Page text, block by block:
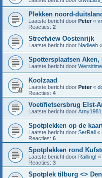
Plekken noord-
Laatste bericht door Peter «
Reacties: 2
Streetview Oostenrijk
Laatste bericht door Nadleeh «
Spottersplaatsen Aken,
Laatste bericht door Wersitime
Koolzaad
Laatste bericht door Peter«
Reacties: 4
Voet/fietsersbrug Elst-
Laatste bericht door Arny1981
Spotplekken op de
Laatste bericht door SerRail «
Reacties: 6
Spotplekken rond
Laatste bericht door Railling! «
Reacties: 3
Spotplek tilburg <>